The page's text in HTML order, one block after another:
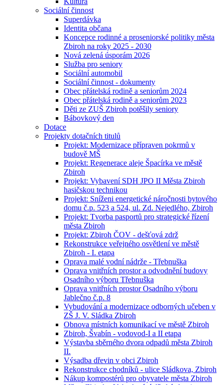
Sociální činnost
Superdávka
Identita občana
Koncepce rodinné a proseniorské politiky města
Zbiroh na roky 2025 - 2030
Nová zelená úsporám 2026
Služba pro seniory
Sociální automobil
Sociální činnost - dokumenty
Obec přátelská rodině a seniorům 2024
Obec přátelská rodině a seniorům 2023
Děti ze ZUŠ Zbiroh potěšily seniory
Bábovkový den
Dotace
Projekty dotačních titulů
Projekt: Modernizace přípraven pokrmů v
budově MŠ
Projekt: Regenerace aleje Špacírka ve městě
Zbiroh
Projekt: Vybavení SDH JPO II Města Zbiroh
hasičskou technikou
Projekt: Sníženi energetické náročnosti bytového
domu č.p. 523 a 524, ul. Zd. Nejedlého, Zbiroh
Projekt: Tvorba pasportů pro strategické řízení
města Zbiroh
Projekt: Zbiroh ČOV - dešťová zdrž
Rekonstrukce veřejného osvětlení ve městě
Zbiroh - I. etapa
Oprava malé vodní nádrže - Třebnuška
Oprava vnitřních prostor a odvodnění budovy
Osadního výboru Třebnuška
Oprava vnitřních prostor Osadního výboru
Jablečno č.p. 8
Vybudování a modernizace odborných učeben v
ZŠ J. V. Sládka Zbiroh
Obnova místních komunikací ve městě Zbiroh
Zbiroh, Švabín - vodovod-I a II etapa
Výstavba sběrného dvora odpadů města Zbiroh
II.
Výsadba dřevin v obci Zbiroh
Rekonstrukce chodníků - ulice Sládkova, Zbiroh
Nákup kompostérů pro obyvatele města Zbiroh